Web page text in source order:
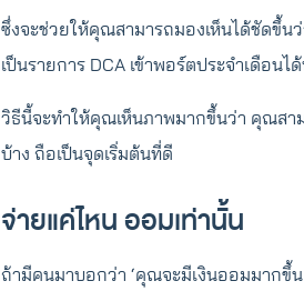
ซึ่งจะช่วยให้คุณสามารถมองเห็นได้ชัดขึ้น
เป็นรายการ DCA เข้าพอร์ตประจำเดือนไ
วิธีนี้จะทำให้คุณเห็นภาพมากขึ้นว่า คุณสาม
บ้าง ถือเป็นจุดเริ่มต้นที่ดี
จ่ายแค่ไหน ออมเท่านั้น
ถ้ามีคนมาบอกว่า ‘คุณจะมีเงินออมมากขึ้